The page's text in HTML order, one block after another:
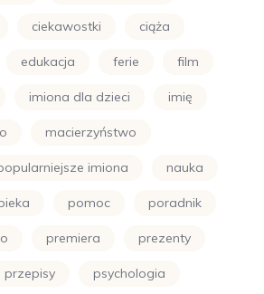
ciekawostki ciąża
edukacja ferie film
imiona dla dzieci imię
macierzyństwo
imiona nauka
pomoc poradnik
premiera prezenty
przepisy psychologia